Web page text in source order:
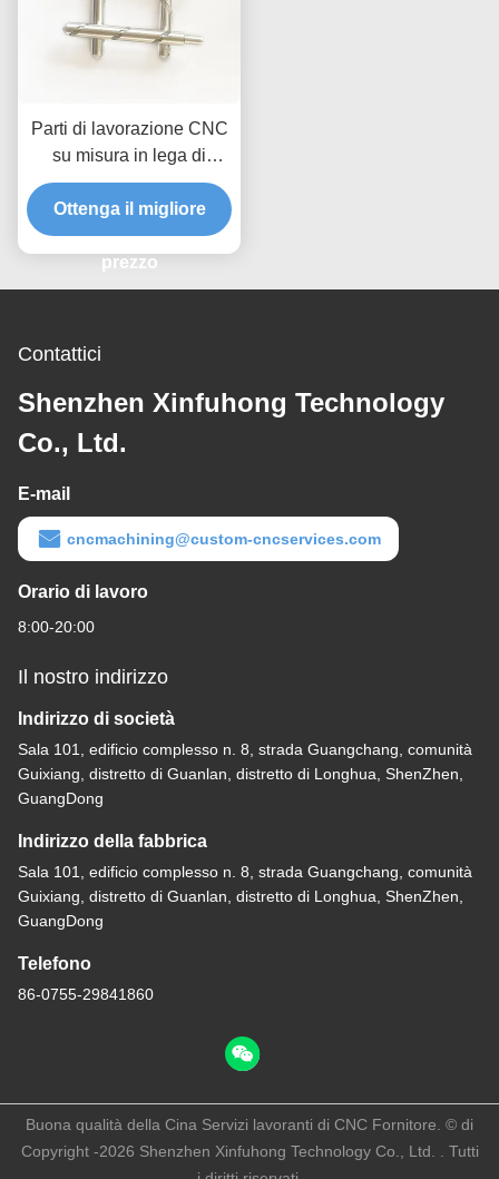
Parti di lavorazione CNC
su misura in lega di
acciaio trattate
termicamente per una
capacità di lavorazione
completa
Ottenga il migliore
prezzo
Contattici
Shenzhen Xinfuhong Technology
Co., Ltd.
E-mail
cncmachining@custom-cncservices.com
Orario di lavoro
8:00-20:00
Il nostro indirizzo
Indirizzo di società
Sala 101, edificio complesso n. 8, strada Guangchang, comunità
Guixiang, distretto di Guanlan, distretto di Longhua, ShenZhen,
GuangDong
Indirizzo della fabbrica
Sala 101, edificio complesso n. 8, strada Guangchang, comunità
Guixiang, distretto di Guanlan, distretto di Longhua, ShenZhen,
GuangDong
Telefono
86-0755-29841860
Buona qualità della Cina Servizi lavoranti di CNC Fornitore. © di
Copyright -2026 Shenzhen Xinfuhong Technology Co., Ltd. . Tutti